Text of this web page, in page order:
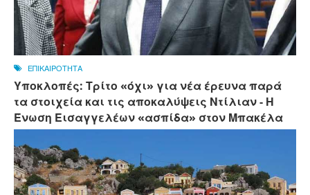
ΕΠΙΚΑΙΡΟΤΗΤΑ
Υποκλοπές: Τρίτο «όχι» για νέα έρευνα παρά
τα στοιχεία και τις αποκαλύψεις Ντίλιαν - Η
Ένωση Εισαγγελέων «ασπίδα» στον Μπακέλα